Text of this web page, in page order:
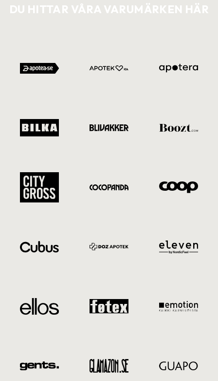
DU HITTAR VÅRA VARUMÄRKEN HÄR